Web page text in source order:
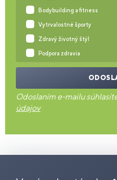
Bodybuilding a fitness
Vytrvalostné športy
Zdravý životný štýl
Podpora zdravia
Odoslaním e-mailu
údajov